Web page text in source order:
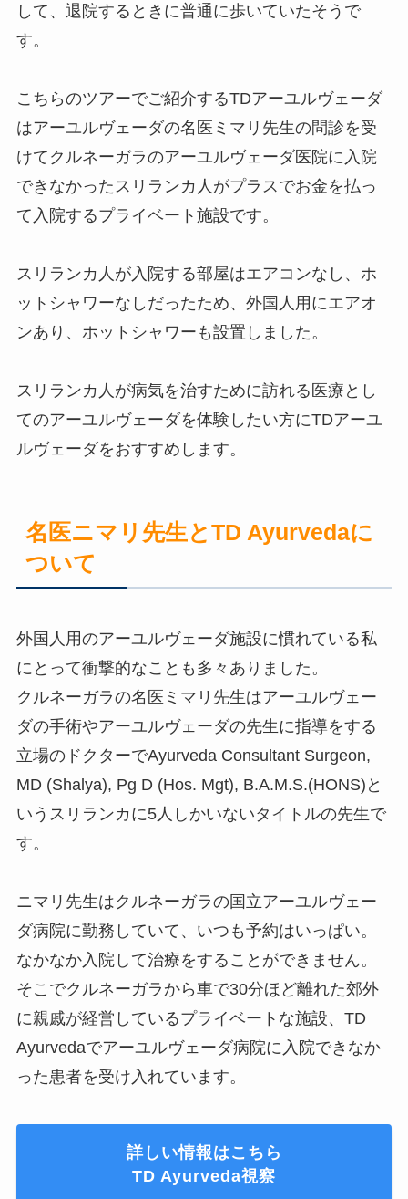
して、退院するときに普通に歩いていたそうで
す。
こちらのツアーでご紹介するTDアーユルヴェーダ
はアーユルヴェーダの名医ミマリ先生の問診を受
けてクルネーガラのアーユルヴェーダ医院に入院
できなかったスリランカ人がプラスでお金を払っ
て入院するプライベート施設です。
スリランカ人が入院する部屋はエアコンなし、ホ
ットシャワーなしだったため、外国人用にエアオ
ンあり、ホットシャワーも設置しました。
スリランカ人が病気を治すために訪れる医療とし
てのアーユルヴェーダを体験したい方にTDアーユ
ルヴェーダをおすすめします。
名医ニマリ先生とTD Ayurvedaに
ついて
外国人用のアーユルヴェーダ施設に慣れている私
にとって衝撃的なことも多々ありました。
クルネーガラの名医ミマリ先生はアーユルヴェー
ダの手術やアーユルヴェーダの先生に指導をする
立場のドクターでAyurveda Consultant Surgeon,
MD (Shalya), Pg D (Hos. Mgt), B.A.M.S.(HONS)と
いうスリランカに5人しかいないタイトルの先生で
す。
ニマリ先生はクルネーガラの国立アーユルヴェー
ダ病院に勤務していて、いつも予約はいっぱい。
なかなか入院して治療をすることができません。
そこでクルネーガラから車で30分ほど離れた郊外
に親戚が経営しているプライベートな施設、TD
Ayurvedaでアーユルヴェーダ病院に入院できなか
った患者を受け入れています。
詳しい情報はこちら
TD Ayurveda視察